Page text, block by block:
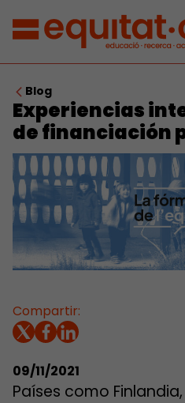
Blog
Experiencias
de financiación
Compartir:
09/11/2021
Países como